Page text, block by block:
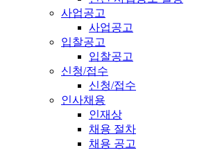
사업공고
사업공고
입찰공고
입찰공고
신청/접수
신청/접수
인사채용
인재상
채용 절차
채용 공고